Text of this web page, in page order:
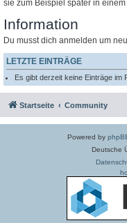
sie zum Beispiel später in
Information
Du musst dich anmelden um
LETZTE EINTRÄGE
Es gibt derzeit keine Einträge im
Startseite Community
Powered by
Deutsche